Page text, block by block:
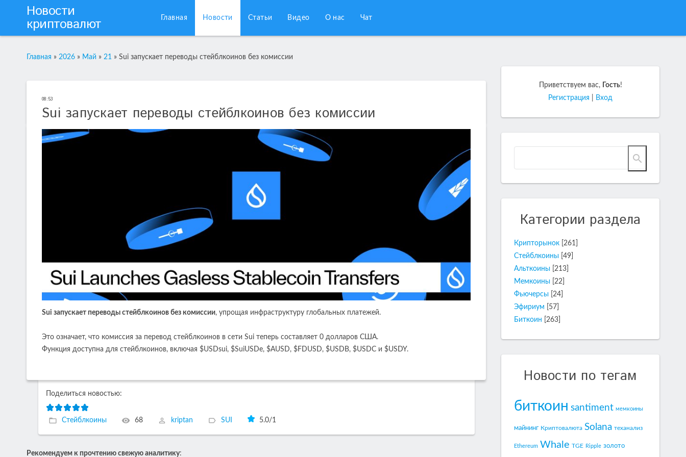
Новости
криптовалют Главная Новости Статьи Видео О нас Чат
Главная » 2026 » Май » 21 » Sui запускает переводы стейблкоинов без комиссии
08:53
Sui запускает переводы стейблкоинов без комиссии
Sui запускает переводы стейблкоинов без комиссии, упрощая инфраструктуру глобальных платежей.
Это означает, что комиссия за перевод стейблкоинов в сети Sui теперь составляет 0 долларов США.
Функция доступна для стейблкоинов, включая $USDsui, $SuiUSDe, $AUSD, $FDUSD, $USDB, $USDC и $USDY.
Поделиться новостью:
Стейблкоины 68 kriptan SUI 5.0/1
Рекомендуем к прочтению свежую аналитику:
Приветствуем вас, Гость!
Регистрация
Вход
Категории раздела
Крипторынок [261]
Стейблкоины [49]
Альткоины [213]
Мемкоины [22]
Фьючерсы [24]
Эфириум
[57]
Биткоин
[263]
Новости по тегам
биткоин santiment мемкоины
майнинг Криптовалюта Solana теханализ
Ethereum Whale TGE Ripple золото